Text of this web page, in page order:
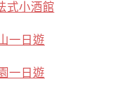
式小酒館
一日遊
一日遊